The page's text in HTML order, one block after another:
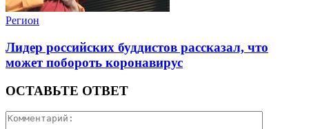
Регион
Лидер российских буддистов рассказал, что
может побороть коронавирус
ОСТАВЬТЕ ОТВЕТ